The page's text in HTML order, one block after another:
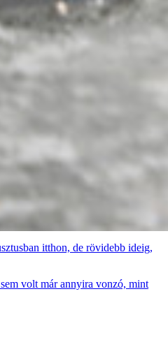
itthon, de rövidebb ideig,
volt már annyira vonzó, mint